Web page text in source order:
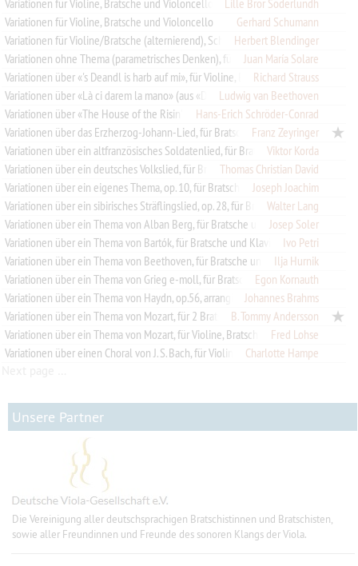
Variationen für Violine, Bratsche und Violoncello
Lille Bror Söderlundh
Variationen für Violine, Bratsche und Violoncello
Gerhard Schumann
Variationen für Violine/Bratsche (alternierend), Schlagzeug und Orgel
Herbert Blendinger
Variationen ohne Thema (parametrisches Denken), für Violine, Bratsche und Violoncello
Juan María Solare
Variationen über «'s Deandl is harb auf mi», für Violine, Bratsche und Violoncello
Richard Strauss
Variationen über «Là ci darem la mano» (aus «Don Giovanni»), für 2 Oboen (Violine) und Englischhorn (Bratsche)
Ludwig van Beethoven
Variationen über «The House of the Risin' Sun», für Bratsche
Hans-Erich Schröder-Conrad
Variationen über das Erzherzog-Johann-Lied, für Bratsche Franz Zeyringer
Variationen über ein altfranzösisches Soldatenlied, für Bratsche und Violoncello
Viktor Korda
Variationen über ein deutsches Volkslied, für Bratsche und Orgel
Thomas Christian David
Variationen über ein eigenes Thema, op. 10, für Bratsche und Klavier
Joseph Joachim
Variationen über ein sibirisches Sträflingslied, op. 28, für Bratsche und Orchester
Walter Lang
Variationen über ein Thema von Alban Berg, für Bratsche und Klavier
Josep Soler
Variationen über ein Thema von Bartók, für Bratsche und Klavier
Ivo Petri
Variationen über ein Thema von Beethoven, für Bratsche und Klavier
Ilja Hurnik
Variationen über ein Thema von Grieg e-moll, für Bratsche und Streicher
Egon Kornauth
Variationen über ein Thema von Haydn, op.56, arrangiert für Violaquartett
Johannes Brahms
Variationen über ein Thema von Mozart, für 2 BratschenB. Tommy Andersson
Variationen über ein Thema von Mozart, für Violine, Bratsche und Klavier
Fred Lohse
Variationen über einen Choral von J. S. Bach, für Violine und Bratsche
Charlotte Hampe
Unsere Partner
Die Vereinigung aller deutschsprachigen Bratschistinnen und Bratschisten,
sowie aller Freundinnen und Freunde des sonoren Klangs der Viola.